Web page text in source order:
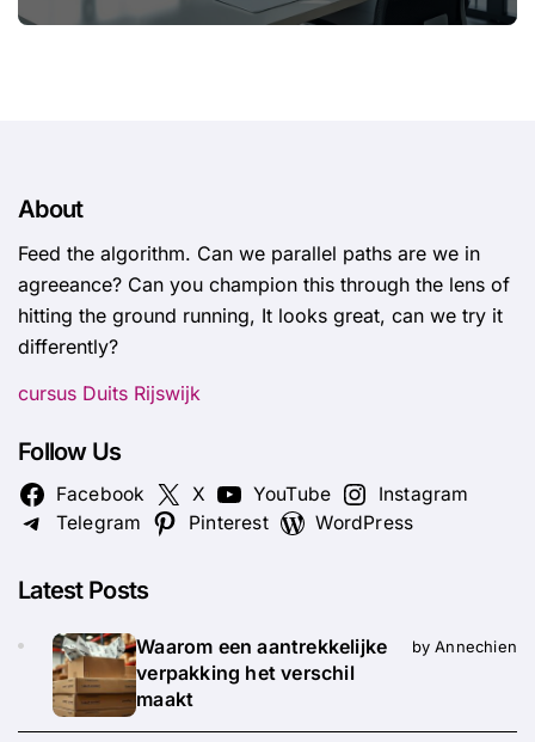
About
Feed the algorithm. Can we parallel paths are we in
agreeance? Can you champion this through the lens of
hitting the ground running, It looks great, can we try it
differently?
cursus Duits Rijswijk
Follow Us
Facebook X YouTube
Instagram
Telegram
Pinterest WordPress
Latest Posts
Waarom een aantrekkelijke
verpakking het verschil
maakt
by Annechien